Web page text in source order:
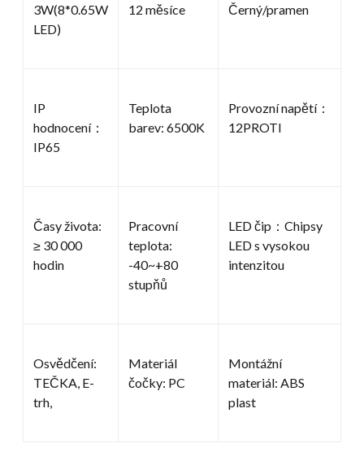
3W(8*0.65W
LED)
12 měsíce
Černý/pramen
IP
hodnocení：
IP65
Teplota
barev: 6500K
Provozní napětí：
12PROTI
Časy života:
≥ 30 000
hodin
Pracovní
teplota:
-40~+80
stupňů
LED čip：Chipsy
LED s vysokou
intenzitou
Osvědčení:
TEČKA, E-
trh,
Materiál
čočky: PC
Montážní
materiál: ABS
plast